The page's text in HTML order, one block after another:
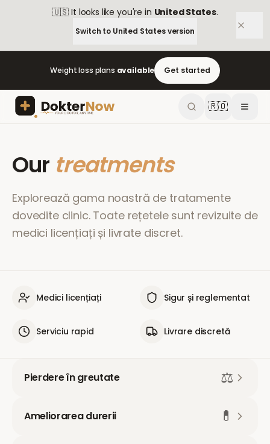
🇺🇸 It looks like you're in United States.
Switch to United Statesversion
Weight loss plans available Get started
🇷🇴
Our treatments
Explorează gama noastră de tratamente
dovedite clinic. Toate rețetele sunt revizuite de
medici licențiați și livrate discret.
Medici licențiați Sigur și reglementat
Serviciu rapid Livrare discretă
Pierdere în greutate ⚖️
Ameliorarea durerii 💊